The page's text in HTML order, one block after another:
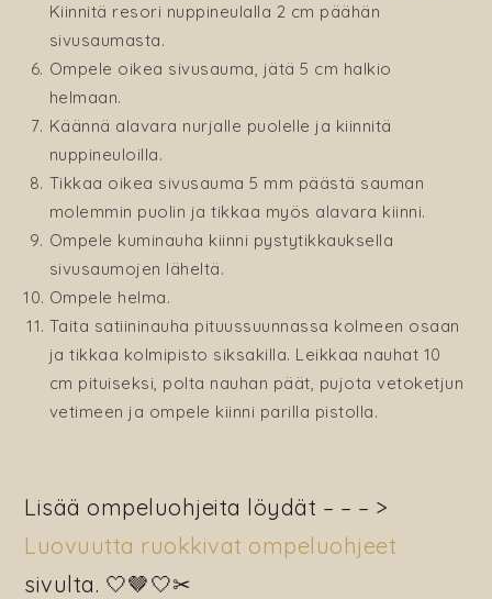
Kiinnitä resori nuppineulalla 2 cm päähän
sivusaumasta.
Ompele oikea sivusauma, jätä 5 cm halkio
helmaan.
Käännä alavara nurjalle puolelle ja kiinnitä
nuppineuloilla.
Tikkaa oikea sivusauma 5 mm päästä sauman
molemmin puolin ja tikkaa myös alavara kiinni.
Ompele kuminauha kiinni pystytikkauksella
sivusaumojen läheltä.
Ompele helma.
Taita satiininauha pituussuunnassa kolmeen osaan
ja tikkaa kolmipisto siksakilla. Leikkaa nauhat 10
cm pituiseksi, polta nauhan päät, pujota vetoketjun
vetimeen ja ompele kiinni parilla pistolla.
Lisää ompeluohjeita löydät – – – >
Luovuutta ruokkivat ompeluohjeet
sivulta. 🤍🤎🤍✂